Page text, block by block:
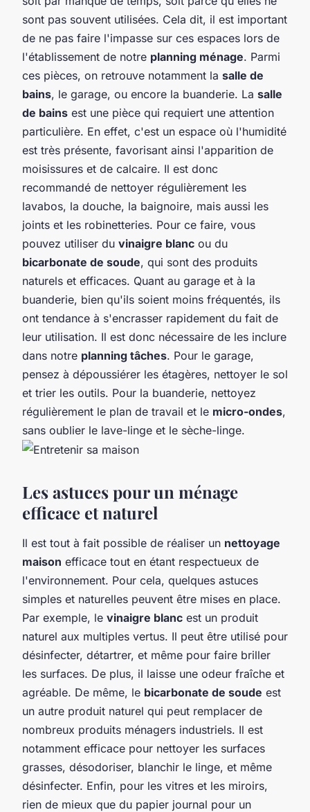
sont pas souvent utilisées. Cela dit, il est important
de ne pas faire l'impasse sur ces espaces lors de
l'établissement de notre planning ménage. Parmi
ces pièces, on retrouve notamment la salle de
bains, le garage, ou encore la buanderie. La salle
de bains est une pièce qui requiert une attention
particulière. En effet, c'est un espace où l'humidité
est très présente, favorisant ainsi l'apparition de
moisissures et de calcaire. Il est donc
recommandé de nettoyer régulièrement les
lavabos, la douche, la baignoire, mais aussi les
joints et les robinetteries. Pour ce faire, vous
pouvez utiliser du vinaigre blanc ou du
bicarbonate de soude, qui sont des produits
naturels et efficaces. Quant au garage et à la
buanderie, bien qu'ils soient moins fréquentés, ils
ont tendance à s'encrasser rapidement du fait de
leur utilisation. Il est donc nécessaire de les inclure
dans notre planning tâches. Pour le garage,
pensez à dépoussiérer les étagères, nettoyer le sol
et trier les outils. Pour la buanderie, nettoyez
régulièrement le plan de travail et le micro-ondes,
sans oublier le lave-linge et le sèche-linge.
Les astuces pour un ménage
efficace et naturel
Il est tout à fait possible de réaliser un nettoyage
maison efficace tout en étant respectueux de
l'environnement. Pour cela, quelques astuces
simples et naturelles peuvent être mises en place.
Par exemple, le vinaigre blanc est un produit
naturel aux multiples vertus. Il peut être utilisé pour
désinfecter, détartrer, et même pour faire briller
les surfaces. De plus, il laisse une odeur fraîche et
agréable. De même, le bicarbonate de soude est
un autre produit naturel qui peut remplacer de
nombreux produits ménagers industriels. Il est
notamment efficace pour nettoyer les surfaces
grasses, désodoriser, blanchir le linge, et même
désinfecter. Enfin, pour les vitres et les miroirs,
rien de mieux que du papier journal pour un